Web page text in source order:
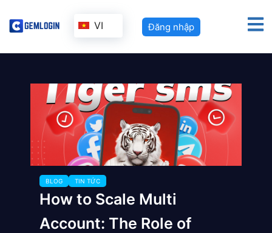
VI Đăng nhập
BLOG TIN TỨC
How to Scale Multi
Account: The Role of